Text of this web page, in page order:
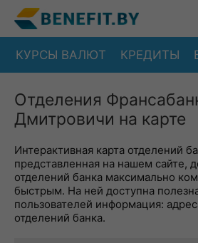
КУРСЫ ВАЛЮТ КРЕДИТЫ
Отделения
Дмитровичи на карте
Интерактивная карта отделений
представленная на нашем сайте,
отделений банка максимально
быстрым. На ней доступна
пользователей информация:
отделений банка.